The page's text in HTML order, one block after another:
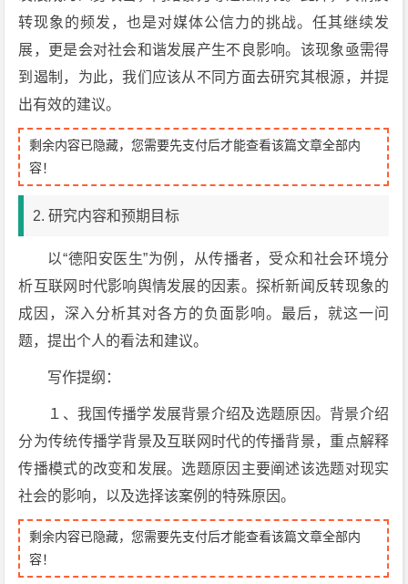
转现象的频发，也是对媒体公信力的挑战。任其继续发
展，更是会对社会和谐发展产生不良影响。该现象亟需得
到遏制，为此，我们应该从不同方面去研究其根源，并提
出有效的建议。
剩余内容已隐藏，您需要先支付后才能查看该篇文章全部内
容！
2. 研究内容和预期目标
以“德阳安医生”为例，从传播者，受众和社会环境分
析互联网时代影响舆情发展的因素。探析新闻反转现象的
成因，深入分析其对各方的负面影响。最后，就这一问
题，提出个人的看法和建议。
写作提纲：
１、我国传播学发展背景介绍及选题原因。背景介绍
分为传统传播学背景及互联网时代的传播背景，重点解释
传播模式的改变和发展。选题原因主要阐述该选题对现实
社会的影响，以及选择该案例的特殊原因。
剩余内容已隐藏，您需要先支付后才能查看该篇文章全部内
容！